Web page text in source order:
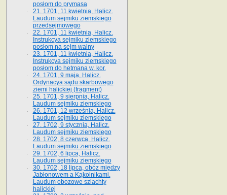
posłom do prymasa
21. 1701, 11 kwietnia, Halicz.
Laudum sejmiku ziemskiego
przedsejmowego
22. 1701, 11 kwietnia, Halicz.
Instrukcya sejmiku ziemskiego
posłom na sejm walny
23. 1701, 11 kwietnia, Halicz.
Instrukcya sejmiku ziemskiego
posłom do hetmana w. kor.
24. 1701, 9 maja, Halicz.
Ordynacya sądu skarbowego
ziemi halickiej (fragment)
25. 1701, 9 sierpnia, Halicz.
Laudum sejmiku ziemskiego
26. 1701, 12 września, Halicz.
Laudum sejmiku ziemskiego
27. 1702, 9 stycznia, Halicz.
Laudum sejmiku ziemskiego
28. 1702, 8 czerwca, Halicz.
Laudum sejmiku ziemskiego
29. 1702, 6 lipca, Halicz.
Laudum sejmiku ziemskiego
30. 1702, 18 lipca, obóz między
Jabłonowem a Kąkolnikami.
Laudum obozowe szlachty
halickiej